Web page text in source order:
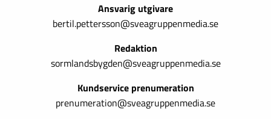
Ansvarig utgivare
bertil.pettersson@sveagruppenmedia.se
Redaktion
sormlandsbygden@sveagruppenmedia.se
Kundservice prenumeration
prenumeration@sveagruppenmedia.se